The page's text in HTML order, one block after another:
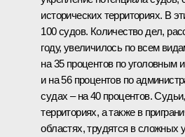
исторических территориях. В
100 судов. Количество дел,
году, увеличилось по всем
на 35 процентов по уголовным
и на 56 процентов по
судах – на 40 процентов.
территориях, а также в
областях, трудятся в сложных